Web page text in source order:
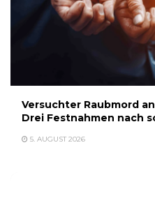
Versuchter Raubmord
Drei Festnahmen nach
5. AUGUST 2026